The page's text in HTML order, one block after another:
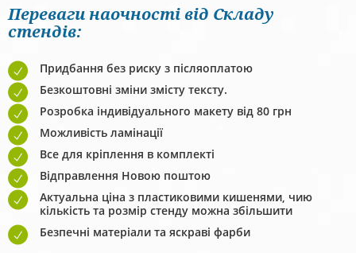
Переваги наочності від Складу
стендів:
Придбання без риску з післяоплатою
Безкоштовні зміни змісту тексту.
Розробка індивідуального макету від 80 грн
Можливість ламінації
Все для кріплення в комплекті
Відправлення Новою поштою
Актуальна ціна з пластиковими кишенями, чию
кількість та розмір стенду можна збільшити
Безпечні матеріали та яскраві фарби